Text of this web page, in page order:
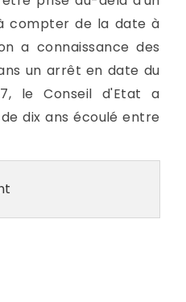
compter de la date à
a connaissance des
un arrêt en date du
le Conseil d'Etat a
dix ans écoulé entre